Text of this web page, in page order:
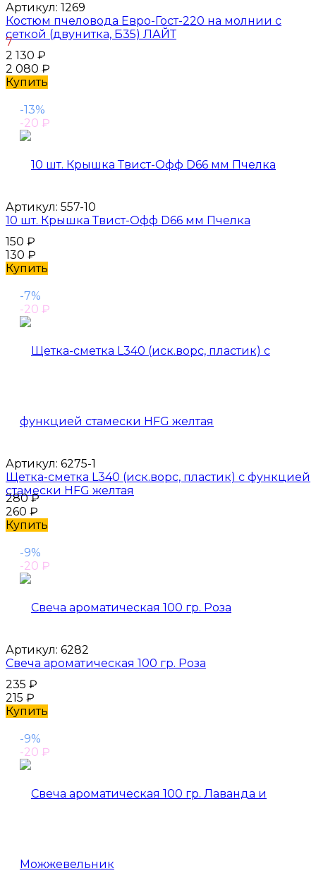
Артикул: 1269
Костюм пчеловода Евро-Гост-220 на молнии с
сеткой (двунитка, Б35) ЛАЙТ
7
2 130 ₽
2 080 ₽
Купить
-13%
-20 ₽
Артикул: 557-10
10 шт. Крышка Твист-Офф D66 мм Пчелка
150 ₽
130 ₽
Купить
-7%
-20 ₽
Артикул: 6275-1
Щетка-сметка L340 (иск.ворс, пластик) с функцией
стамески HFG желтая
280₽
260 ₽
Купить
-9%
-20 ₽
Артикул: 6282
Свеча ароматическая 100 гр. Роза
235 ₽
215 ₽
Купить
-9%
-20 ₽